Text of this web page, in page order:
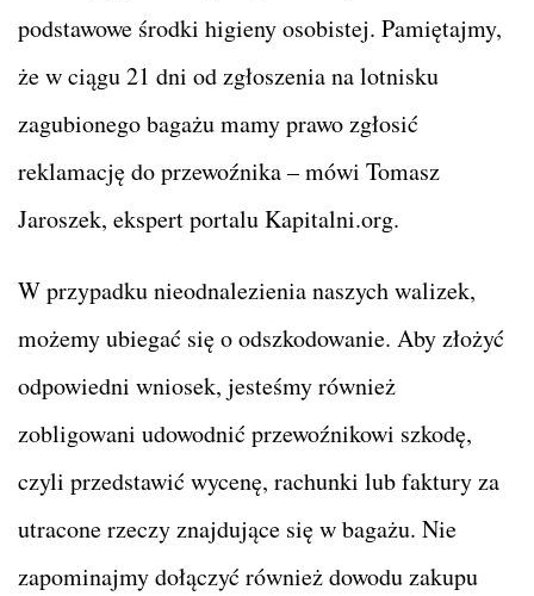
podstawowe środki higieny osobistej. Pamiętajmy,
że w ciągu 21 dni od zgłoszenia na lotnisku
zagubionego bagażu mamy prawo zgłosić
reklamację do przewoźnika – mówi Tomasz
Jaroszek, ekspert portalu Kapitalni.org.
W przypadku nieodnalezienia naszych walizek,
możemy ubiegać się o odszkodowanie. Aby złożyć
odpowiedni wniosek, jesteśmy również
zobligowani udowodnić przewoźnikowi szkodę,
czyli przedstawić wycenę, rachunki lub faktury za
utracone rzeczy znajdujące się w bagażu. Nie
zapominajmy dołączyć również dowodu zakupu